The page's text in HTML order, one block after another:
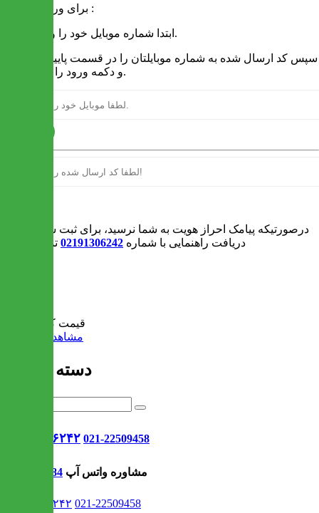
برای ورود به سایت :
1 - ابتدا شماره موبایل خود را وارد کنید.
و دکمه ورود را انتخاب کنید.
درصورتیکه پیامک احراز هویت به شما نرسید، برای ثبت سفارش و یا
دریافت راهنمایی با شماره 02191306242 تماس بگیرید
قیمت کل:
مشاهده سبد خرید
دسته بندی ها
021-۹۱۳۰۶۲۴۲ 021-22509458
09302308484 مشاوره واتس آپ
021-۹۱۳۰۶۲۴۲ 021-22509458